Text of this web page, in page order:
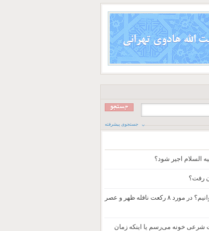
جستجوی پیشرفته
السلام اجیر شود؟
رفت؟
آیا می‌شود از چهار رکعت نافله مغرب فقط دو رکعتش را بخوانیم و بعد هم قضای آنرا نخوانیم؟ در مورد ۸ رکعت نافله ظهر و عصر
شرعی خونه می‌رسم یا اینکه زمان